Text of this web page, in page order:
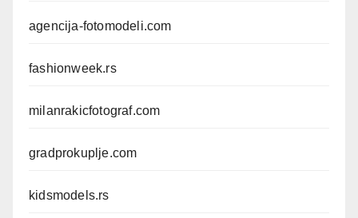
agencija-fotomodeli.com
fashionweek.rs
milanrakicfotograf.com
gradprokuplje.com
kidsmodels.rs